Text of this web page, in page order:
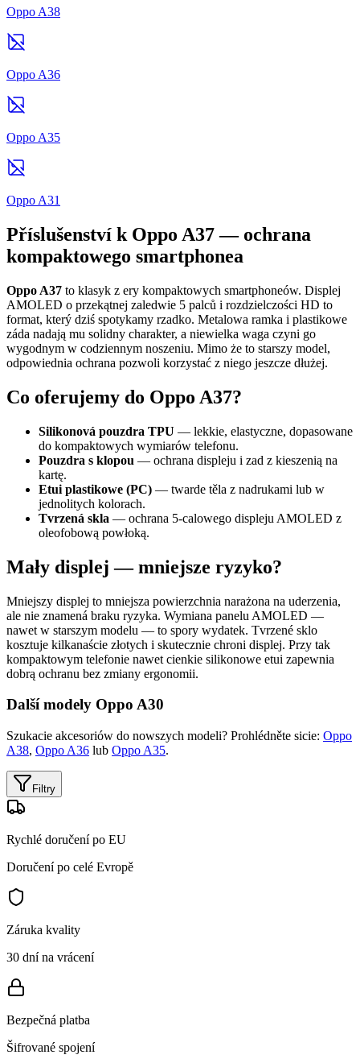
Oppo A38
Oppo A36
Oppo A35
Oppo A31
Příslušenství k Oppo A37 — ochrana
kompaktowego smartphonea
Oppo A37 to klasyk z ery kompaktowych smartphoneów. Displej
AMOLED o przekątnej zaledwie 5 palců i rozdzielczości HD to
format, který dziś spotykamy rzadko. Metalowa ramka i plastikowe
záda nadają mu solidny charakter, a niewielka waga czyni go
wygodnym w codziennym noszeniu. Mimo że to starszy model,
odpowiednia ochrana pozwoli korzystać z niego jeszcze dłużej.
Co oferujemy do Oppo A37?
Silikonová pouzdra TPU — lekkie, elastyczne, dopasowane
do kompaktowych wymiarów telefonu.
Pouzdra s klopou — ochrana displeju i zad z kieszenią na
kartę.
Etui plastikowe (PC) — twarde těla z nadrukami lub w
jednolitych kolorach.
Tvrzená skla — ochrana 5-calowego displeju AMOLED z
oleofobową powłoką.
Mały displej — mniejsze ryzyko?
Mniejszy displej to mniejsza powierzchnia narażona na uderzenia,
ale nie znamená braku ryzyka. Wymiana panelu AMOLED —
nawet w starszym modelu — to spory wydatek. Tvrzené sklo
kosztuje kilkanaście złotych i skutecznie chroni displej. Przy tak
kompaktowym telefonie nawet cienkie silikonowe etui zapewnia
dobrą ochranu bez zmiany ergonomii.
Další modely Oppo A30
Szukacie akcesoriów do nowszych modeli? Prohlédněte sicie: Oppo
A38, Oppo A36 lub Oppo A35.
Filtry
Rychlé doručení po EU
Doručení po celé Evropě
Záruka kvality
30 dní na vrácení
Bezpečná platba
Šifrované spojení